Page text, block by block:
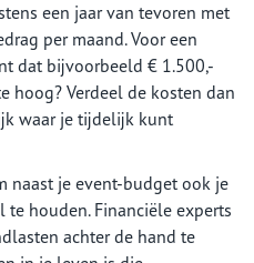
een jaar van tevoren met
per maand. Voor een
dat bijvoorbeeld € 1.500,-
hoog? Verdeel de kosten dan
waar je tijdelijk kunt
naast je event-budget ook je
houden. Financiële experts
achter de hand te